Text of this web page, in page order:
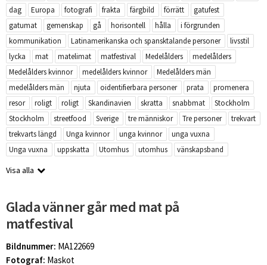
dag
Europa fotografi frakta färgbild förrätt
gatufest
gatumat
gemenskap gå horisontell hålla
i förgrunden
kommunikation
Latinamerikanska och spansktalande personer
livsstil
lycka
mat matelimat matfestival Medelålders
medelålders
Medelålders kvinnor
medelålders kvinnor
Medelålders män
medelålders män
njuta oidentifierbara personer prata
promenera
resor
roligt roligt Skandinavien skratta snabbmat
Stockholm
Stockholm
streetfood Sverige tre människor Tre personer
trekvart
trekvarts längd
Unga kvinnor unga kvinnor
unga vuxna
Unga vuxna
uppskatta Utomhus utomhus vänskapsband
Visa alla
Glada vänner går med mat på
matfestival
Bildnummer: MA122669
Fotograf: Maskot